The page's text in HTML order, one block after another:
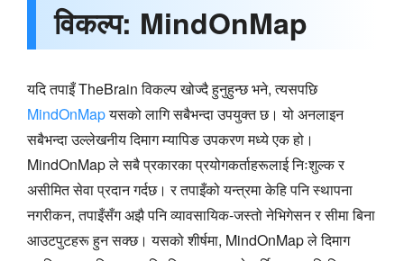
विकल्प: MindOnMap
यदि तपाइँ TheBrain विकल्प खोज्दै हुनुहुन्छ भने, त्यसपछि
MindOnMapयसको लागि सबैभन्दा उपयुक्त छ। यो अनलाइन
सबैभन्दा उल्लेखनीय दिमाग म्यापिङ उपकरण मध्ये एक हो।
MindOnMap ले सबै प्रकारका प्रयोगकर्ताहरूलाई निःशुल्क र
असीमित सेवा प्रदान गर्दछ। र तपाइँको यन्त्रमा केहि पनि स्थापना
नगरीकन, तपाइँसँग अझै पनि व्यावसायिक-जस्तो नेभिगेसन र सीमा बिना
आउटपुटहरू हुन सक्छ। यसको शीर्षमा, MindOnMap ले दिमाग